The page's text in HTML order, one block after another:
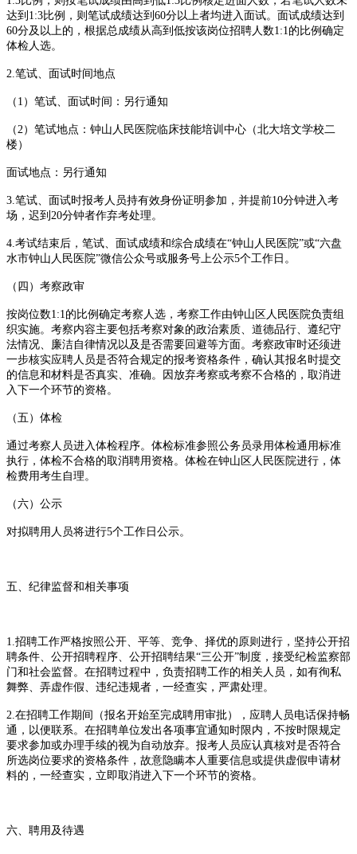
达到1:3比例，则笔试成绩达到60分以上者均进入面试。面试成绩达到
60分及以上的，根据总成绩从高到低按该岗位招聘人数1:1的比例确定
体检人选。
2.笔试、面试时间地点
（1）笔试、面试时间：另行通知
（2）笔试地点：钟山人民医院临床技能培训中心（北大培文学校二
楼）
面试地点：另行通知
3.笔试、面试时报考人员持有效身份证明参加，并提前10分钟进入考
场，迟到20分钟者作弃考处理。
4.考试结束后，笔试、面试成绩和综合成绩在“钟山人民医院”或“六盘
水市钟山人民医院”微信公众号或服务号上公示5个工作日。
（四）考察政审
按岗位数1:1的比例确定考察人选，考察工作由钟山区人民医院负责组
织实施。考察内容主要包括考察对象的政治素质、道德品行、遵纪守
法情况、廉洁自律情况以及是否需要回避等方面。考察政审时还须进
一步核实应聘人员是否符合规定的报考资格条件，确认其报名时提交
的信息和材料是否真实、准确。因放弃考察或考察不合格的，取消进
入下一个环节的资格。
（五）体检
通过考察人员进入体检程序。体检标准参照公务员录用体检通用标准
执行，体检不合格的取消聘用资格。体检在钟山区人民医院进行，体
检费用考生自理。
（六）公示
对拟聘用人员将进行5个工作日公示。
五、纪律监督和相关事项
1.招聘工作严格按照公开、平等、竞争、择优的原则进行，坚持公开招
聘条件、公开招聘程序、公开招聘结果“三公开”制度，接受纪检监察部
门和社会监督。在招聘过程中，负责招聘工作的相关人员，如有徇私
舞弊、弄虚作假、违纪违规者，一经查实，严肃处理。
2.在招聘工作期间（报名开始至完成聘用审批），应聘人员电话保持畅
通，以便联系。在招聘单位发出各项事宜通知时限内，不按时限规定
要求参加或办理手续的视为自动放弃。报考人员应认真核对是否符合
所选岗位要求的资格条件，故意隐瞒本人重要信息或提供虚假申请材
料的，一经查实，立即取消进入下一个环节的资格。
六、聘用及待遇